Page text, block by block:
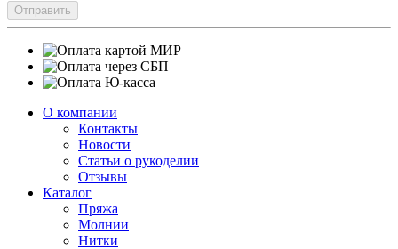
Отправить
О компании
Контакты
Новости
Статьи о рукоделии
Отзывы
Каталог
Пряжа
Молнии
Нитки